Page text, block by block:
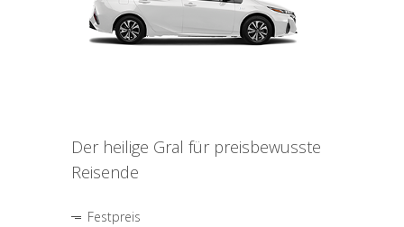
Der heilige Gral für preisbewusste
Reisende
Festpreis